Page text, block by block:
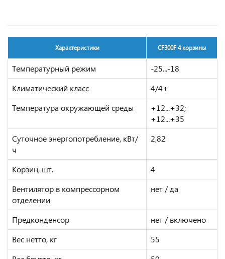
Характеристики CF300F 4 корзины
Температурный режим
-25...-18
Климатический класс
4/4+
Температура окружающей среды
+12...+32;
+12...+35
Суточное энергопотребление, кВт/
ч
2,82
Корзин, шт.
4
Вентилятор в компрессорном
отделении
нет / да
Предконденсор
нет / включено
Вес нетто, кг
55